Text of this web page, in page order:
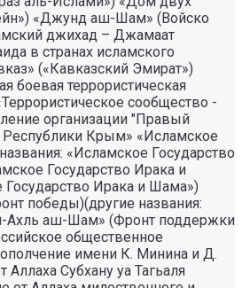
«Джунд аш-Шам» (Войско
джихад – Джамаат
в странах исламского
(«Кавказский Эмират»)
боевая террористическая
сообщество -
организации "Правый
Республики Крым» «Исламское
«Исламское Государство
Государство Ирака и
Государство Ирака и Шама»)
победы)(другие названия:
Ахль аш-Шам» (Фронт поддержки
общественное
имени К. Минина и Д.
Субхану уа Тагьаля